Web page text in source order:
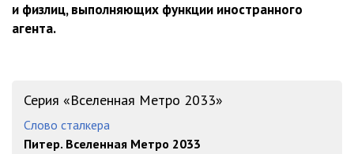
010405
010408
010501
и физлиц, выполняющих функции иностранного
агента.
Серия «Вселенная Метро 2033»
Слово сталкера
Питер. Вселенная Метро 2033